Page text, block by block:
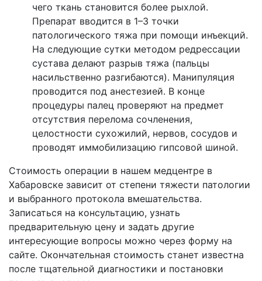
чего ткань становится более рыхлой.
Препарат вводится в 1–3 точки
патологического тяжа при помощи инъекций.
На следующие сутки методом редрессации
сустава делают разрыв тяжа (пальцы
насильственно разгибаются). Манипуляция
проводится под анестезией. В конце
процедуры палец проверяют на предмет
отсутствия перелома сочленения,
целостности сухожилий, нервов, сосудов и
проводят иммобилизацию гипсовой шиной.
Стоимость операции в нашем медцентре в
Хабаровске зависит от степени тяжести патологии
и выбранного протокола вмешательства.
Записаться на консультацию, узнать
предварительную цену и задать другие
интересующие вопросы можно через форму на
сайте. Окончательная стоимость станет известна
после тщательной диагностики и постановки